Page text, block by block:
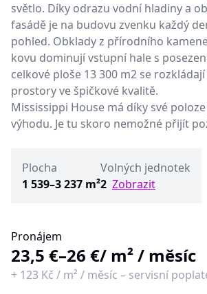
světlo. Díky odrazu vodní hladiny a
fasádě je na budovu zvenku každý
pohled. Obklady z přírodního
kovu dominují vstupní hale s
celkové ploše 13 300 m2 se
prostory ve špičkové kvalitě.
Mississippi House má díky své
výhodu. Je tu skoro nemožné přijít
Plocha
1 539–3 237 m²
Volných jednotek
2 Zobrazit
Pronájem
23,5 €–26 €/ m² / měsíc
+ 123 Kč / m² / měsíc – servisní